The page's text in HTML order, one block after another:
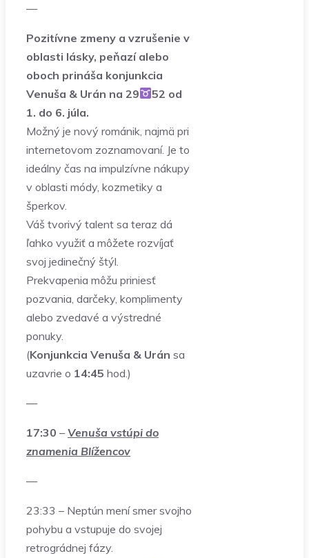
—
Pozitívne zmeny a vzrušenie v
oblasti lásky, peňazí alebo
oboch prináša konjunkcia
Venuša & Urán na 29
52 od
1. do 6. júla.
Možný je nový románik, najmä pri
internetovom zoznamovaní. Je to
ideálny čas na impulzívne nákupy
v oblasti módy, kozmetiky a
šperkov.
Váš tvorivý talent sa teraz dá
ľahko využiť a môžete rozvíjať
svoj jedinečný štýl.
Prekvapenia môžu priniesť
pozvania, darčeky, komplimenty
alebo zvedavé a výstredné
ponuky.
(Konjunkcia Venuša & Urán sa
uzavrie o 14:45 hod.)
—
17:30 – Venuša vstúpi do
znamenia Blížencov
—
23:33 – Neptún mení smer svojho
pohybu a vstupuje do svojej
retrográdnej fázy.